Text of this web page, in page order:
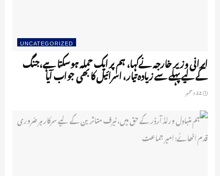
UNCATEGORIZED
ایرانی وزیر خارجہ نےکہا، ہم پر ایک حملہ ہوسکتا ہے،جنگ
کے لیے پہلے سے زیادہ تیار، اسرائیل کا بھی جواب آیا